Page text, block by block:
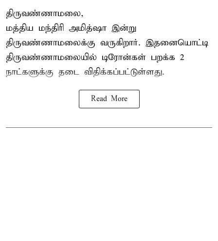
திருவண்ணாமலை,
மத்திய மந்திரி அமித்ஷா இன்று
திருவண்ணாமலைக்கு வருகிறார். இதனையொட்டி
திருவண்ணாமலையில் டிரோன்கள் பறக்க 2
நாட்களுக்கு தடை விதிக்கப்பட்டுள்ளது.
Read More